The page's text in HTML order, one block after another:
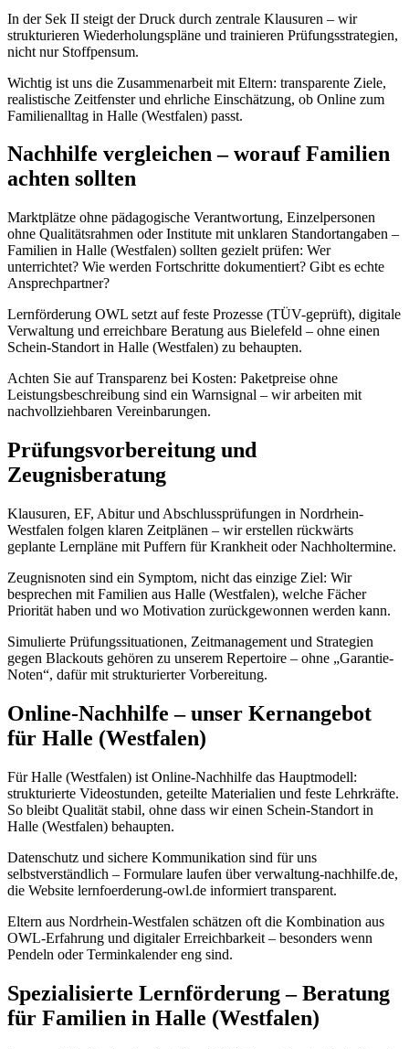
In der Sek II steigt der Druck durch zentrale Klausuren – wir
strukturieren Wiederholungspläne und trainieren Prüfungsstrategien,
nicht nur Stoffpensum.
Wichtig ist uns die Zusammenarbeit mit Eltern: transparente Ziele,
realistische Zeitfenster und ehrliche Einschätzung, ob Online zum
Familienalltag in Halle (Westfalen) passt.
Nachhilfe vergleichen – worauf Familien
achten sollten
Marktplätze ohne pädagogische Verantwortung, Einzelpersonen
ohne Qualitätsrahmen oder Institute mit unklaren Standortangaben –
Familien in Halle (Westfalen) sollten gezielt prüfen: Wer
unterrichtet? Wie werden Fortschritte dokumentiert? Gibt es echte
Ansprechpartner?
Lernförderung OWL setzt auf feste Prozesse (TÜV-geprüft), digitale
Verwaltung und erreichbare Beratung aus Bielefeld – ohne einen
Schein-Standort in Halle (Westfalen) zu behaupten.
Achten Sie auf Transparenz bei Kosten: Paketpreise ohne
Leistungsbeschreibung sind ein Warnsignal – wir arbeiten mit
nachvollziehbaren Vereinbarungen.
Prüfungsvorbereitung und
Zeugnisberatung
Klausuren, EF, Abitur und Abschlussprüfungen in Nordrhein-
Westfalen folgen klaren Zeitplänen – wir erstellen rückwärts
geplante Lernpläne mit Puffern für Krankheit oder Nachholtermine.
Zeugnisnoten sind ein Symptom, nicht das einzige Ziel: Wir
besprechen mit Familien aus Halle (Westfalen), welche Fächer
Priorität haben und wo Motivation zurückgewonnen werden kann.
Simulierte Prüfungssituationen, Zeitmanagement und Strategien
gegen Blackouts gehören zu unserem Repertoire – ohne „Garantie-
Noten“, dafür mit strukturierter Vorbereitung.
Online-Nachhilfe – unser Kernangebot
für Halle (Westfalen)
Für Halle (Westfalen) ist Online-Nachhilfe das Hauptmodell:
strukturierte Videostunden, geteilte Materialien und feste Lehrkräfte.
So bleibt Qualität stabil, ohne dass wir einen Schein-Standort in
Halle (Westfalen) behaupten.
Datenschutz und sichere Kommunikation sind für uns
selbstverständlich – Formulare laufen über verwaltung-nachhilfe.de,
die Website lernfoerderung-owl.de informiert transparent.
Eltern aus Nordrhein-Westfalen schätzen oft die Kombination aus
OWL-Erfahrung und digitaler Erreichbarkeit – besonders wenn
Pendeln oder Terminkalender eng sind.
Spezialisierte Lernförderung – Beratung
für Familien in Halle (Westfalen)